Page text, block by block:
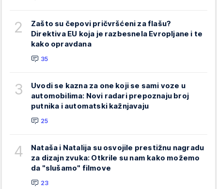
2
Zašto su čepovi pričvršćeni za flašu?
Direktiva EU koja je razbesnela Evropljane i te
kako opravdana
35
3
Uvodi se kazna za one koji se sami voze u
automobilima: Novi radari prepoznaju broj
putnika i automatski kažnjavaju
25
4
Nataša i Natalija su osvojile prestižnu nagradu
za dizajn zvuka: Otkrile su nam kako možemo
da "slušamo" filmove
23